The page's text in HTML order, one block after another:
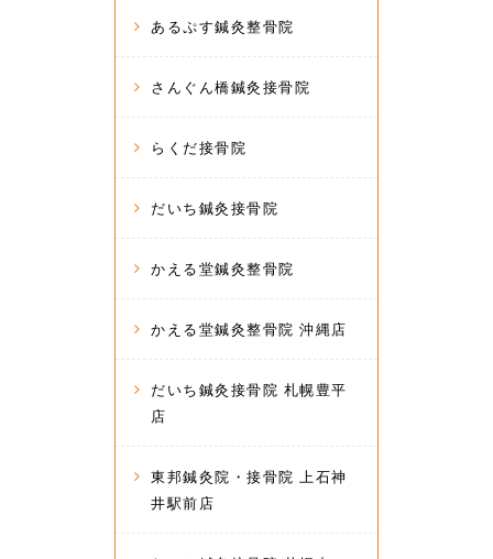
あるぷす鍼灸整骨院
さんぐん橋鍼灸接骨院
らくだ接骨院
だいち鍼灸接骨院
かえる堂鍼灸整骨院
かえる堂鍼灸整骨院 沖縄店
だいち鍼灸接骨院 札幌豊平
店
東邦鍼灸院・接骨院 上石神
井駅前店